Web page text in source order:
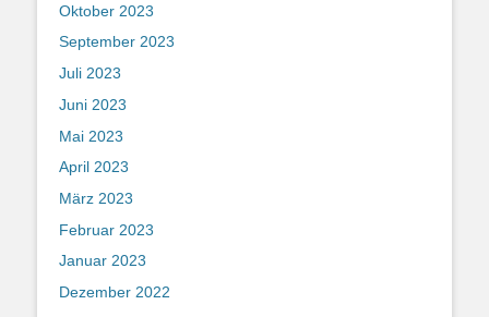
Oktober 2023
September 2023
Juli 2023
Juni 2023
Mai 2023
April 2023
März 2023
Februar 2023
Januar 2023
Dezember 2022